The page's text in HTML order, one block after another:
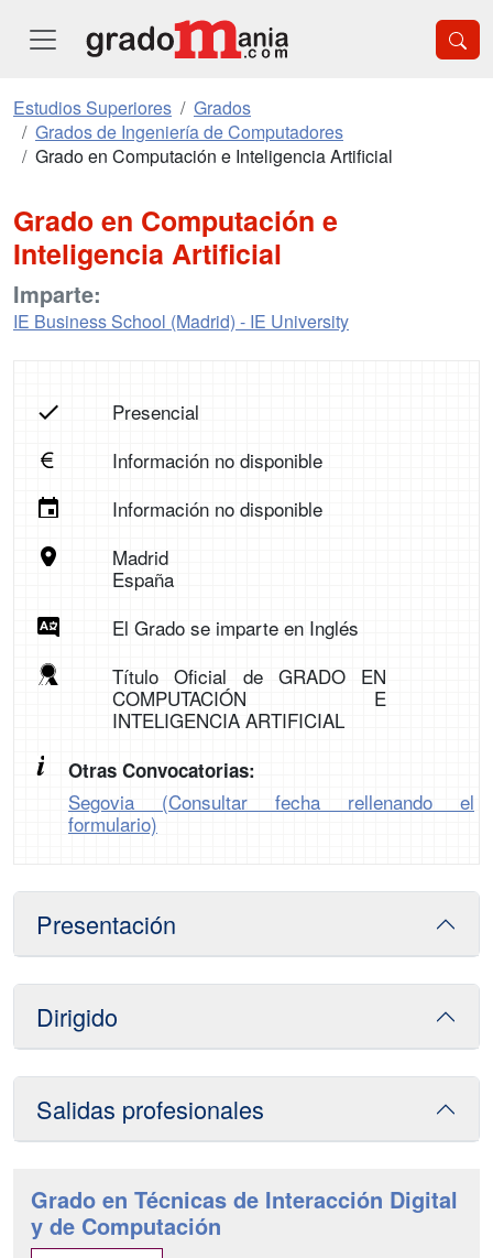
Estudios Superiores
Grados
Grados de Ingeniería de Computadores
Grado en Computación e Inteligencia Artificial
Grado en Computación e
Inteligencia Artificial
Imparte:
IE Business School (Madrid) - IE University
Presencial
Información no disponible
Información no disponible
Madrid
España
El Grado se imparte en Inglés
Título Oficial de GRADO EN
COMPUTACIÓN E
INTELIGENCIA ARTIFICIAL
Otras Convocatorias:
Segovia (Consultar fecha rellenando el
formulario)
Presentación
Dirigido
Salidas profesionales
Grado en Técnicas de Interacción Digital
y de Computación